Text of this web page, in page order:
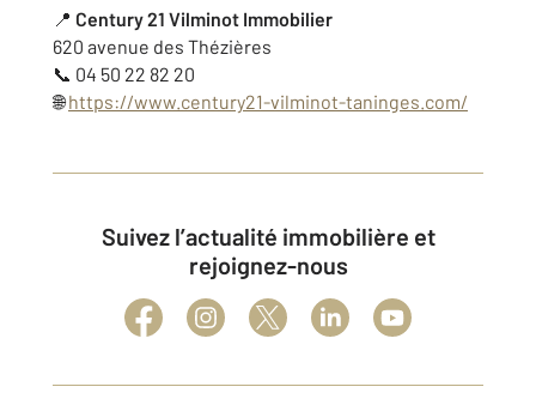
📍 Century 21 Vilminot Immobilier
620 avenue des Thézières
📞 04 50 22 82 20
🌐https://www.century21-vilminot-taninges.com/
Suivez l’actualité immobilière et
rejoignez-nous